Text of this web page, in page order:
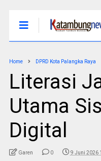
Home DPRD Kota Palangka Raya
Literasi
Utama
Digital
Garen 0 9 Juni 2026